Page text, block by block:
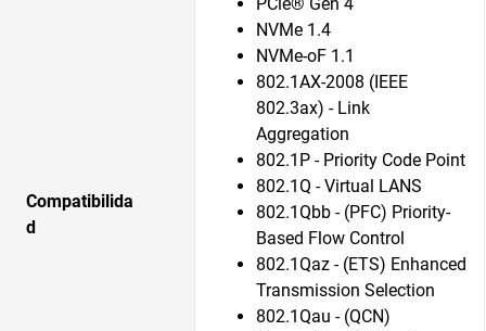
Compatibilida
d
NVMe 1.4
NVMe-oF 1.1
802.1AX-2008 (IEEE
802.3ax) - Link
Aggregation
802.1P - Priority Code Point
802.1Q - Virtual LANS
802.1Qbb - (PFC) Priority-
Based Flow Control
802.1Qaz - (ETS) Enhanced
Transmission Selection
802.1Qau - (QCN)